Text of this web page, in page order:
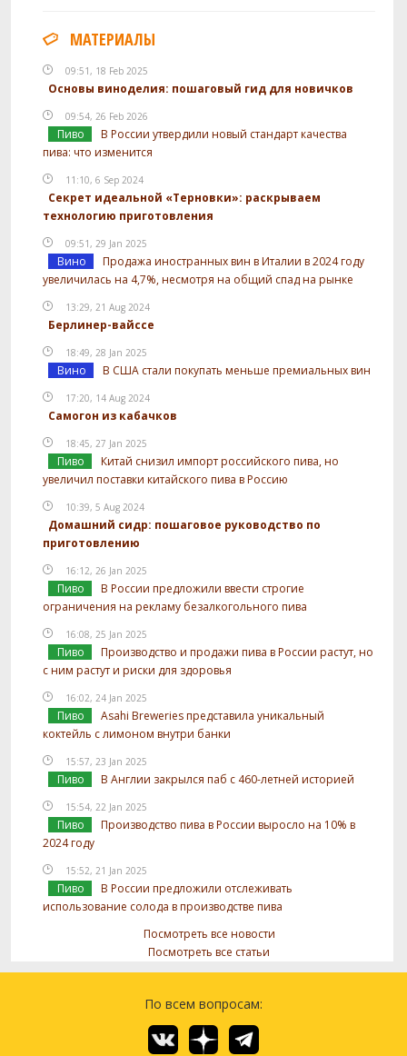
МАТЕРИАЛЫ
09:51, 18 Feb 2025
Основы виноделия: пошаговый гид для новичков
09:54, 26 Feb 2026
Пиво
В России утвердили новый стандарт качества
пива: что изменится
11:10, 6 Sep 2024
Секрет идеальной «Терновки»: раскрываем
технологию приготовления
09:51, 29 Jan 2025
Вино
Продажа иностранных вин в Италии в 2024 году
увеличилась на 4,7%, несмотря на общий спад на рынке
13:29, 21 Aug 2024
Берлинер-вайссе
18:49, 28 Jan 2025
Вино В США стали покупать меньше премиальных вин
17:20, 14 Aug 2024
Самогон из кабачков
18:45, 27 Jan 2025
Пиво
Китай снизил импорт российского пива, но
увеличил поставки китайского пива в Россию
10:39, 5 Aug 2024
Домашний сидр: пошаговое руководство по
приготовлению
16:12, 26 Jan 2025
Пиво
В России предложили ввести строгие
ограничения на рекламу безалкогольного пива
16:08, 25 Jan 2025
Пиво
Производство и продажи пива в России растут, но
с ним растут и риски для здоровья
16:02, 24 Jan 2025
Пиво
Asahi Breweries представила уникальный
коктейль с лимоном внутри банки
15:57, 23 Jan 2025
Пиво В Англии закрылся паб с 460-летней историей
15:54, 22 Jan 2025
Пиво
Производство пива в России выросло на 10% в
2024 году
15:52, 21 Jan 2025
Пиво
В России предложили отслеживать
использование солода в производстве пива
Посмотреть все новости
Посмотреть все статьи
По всем вопросам: